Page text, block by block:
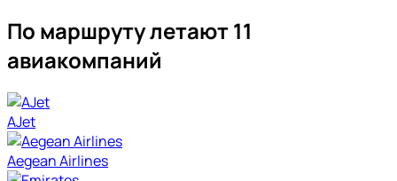
По маршруту летают 11
авиакомпаний
AJet
Aegean Airlines